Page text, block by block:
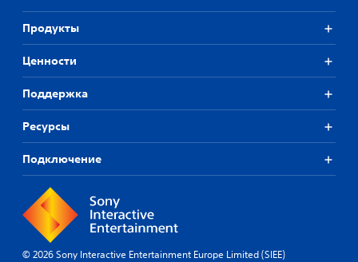
Продукты
Ценности
Поддержка
Ресурсы
Подключение
© 2026 Sony Interactive Entertainment Europe Limited (SIEE)